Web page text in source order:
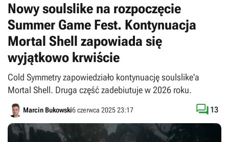
Nowy soulslike na rozpoczęcie
Summer Game Fest. Kontynuacja
Mortal Shell zapowiada się
wyjątkowo krwiście
Cold Symmetry zapowiedziało kontynuację soulslike'a
Mortal Shell. Druga część zadebiutuje w 2026 roku.
Marcin Bukowski6 czerwca 2025 23:17  13